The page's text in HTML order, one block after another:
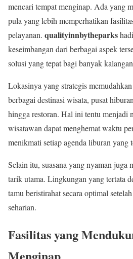
mencari tempat menginap. Ada yang
pula yang lebih memperhatikan
pelayanan. qualityinnbytheparks
keseimbangan dari berbagai aspek
solusi yang tepat bagi banyak
Lokasinya yang strategis
berbagai destinasi wisata, pusat
hingga restoran. Hal ini tentu menjadi
wisatawan dapat menghemat waktu
menikmati setiap agenda liburan yang
Selain itu, suasana yang nyaman juga
tarik utama. Lingkungan yang tertata
tamu beristirahat secara optimal
seharian.
Fasilitas yang